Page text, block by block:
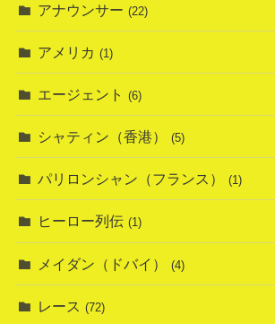
アナウンサー (22)
アメリカ (1)
エージェント (6)
シャティン（香港） (5)
パリロンシャン（フランス） (1)
ヒーロー列伝 (1)
メイダン（ドバイ） (4)
レース (72)